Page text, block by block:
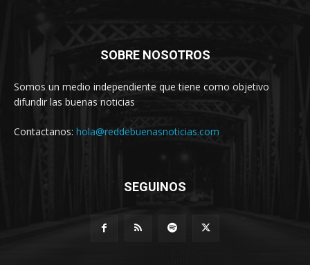
SOBRE NOSOTROS
Somos un medio independiente que tiene como objetivo
difundir las buenas noticias
Contactanos: hola@reddebuenasnoticias.com
SEGUINOS